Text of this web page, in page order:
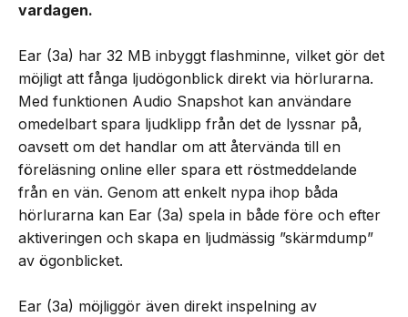
vardagen.
Ear (3a) har 32 MB inbyggt flashminne, vilket gör det
möjligt att fånga ljudögonblick direkt via hörlurarna.
Med funktionen Audio Snapshot kan användare
omedelbart spara ljudklipp från det de lyssnar på,
oavsett om det handlar om att återvända till en
föreläsning online eller spara ett röstmeddelande
från en vän. Genom att enkelt nypa ihop båda
hörlurarna kan Ear (3a) spela in både före och efter
aktiveringen och skapa en ljudmässig ”skärmdump”
av ögonblicket.
Ear (3a) möjliggör även direkt inspelning av